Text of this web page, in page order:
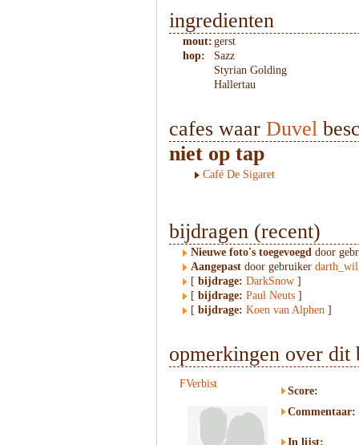
ingredienten
mout: gerst
hop:
Sazz
Styrian Golding
Hallertau
cafes waar Duvel
niet op tap
Café De Sigaret
bijdragen (recent)
Nieuwe foto's toegevoegd door
Aangepast door gebruiker
[ bijdrage: DarkSnow ]
[ bijdrage: Paul Neuts ]
[ bijdrage: Koen van Alphen ]
opmerkingen over dit
FVerbist
Score:
Commentaar:
In lijst: